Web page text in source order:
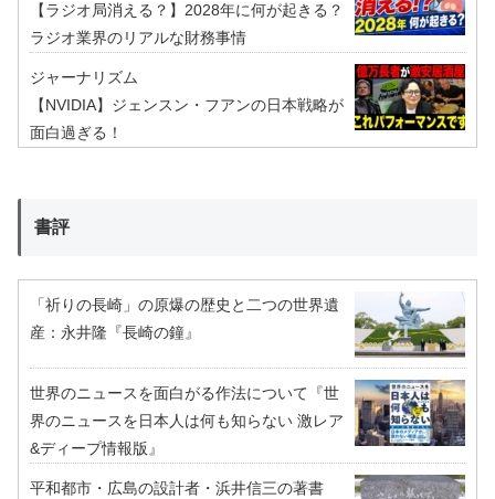
【ラジオ局消える？】2028年に何が起きる？
ラジオ業界のリアルな財務事情
ジャーナリズム
【NVIDIA】ジェンスン・フアンの日本戦略が
面白過ぎる！
書評
「祈りの長崎」の原爆の歴史と二つの世界遺
産：永井隆『長崎の鐘』
世界のニュースを面白がる作法について『世
界のニュースを日本人は何も知らない 激レア
&ディープ情報版』
平和都市・広島の設計者・浜井信三の著書